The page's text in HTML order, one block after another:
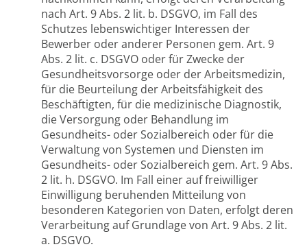
nach Art. 9 Abs. 2 lit. b. DSGVO, im Fall des
Schutzes lebenswichtiger Interessen der
Bewerber oder anderer Personen gem. Art. 9
Abs. 2 lit. c. DSGVO oder für Zwecke der
Gesundheitsvorsorge oder der Arbeitsmedizin,
für die Beurteilung der Arbeitsfähigkeit des
Beschäftigten, für die medizinische Diagnostik,
die Versorgung oder Behandlung im
Gesundheits- oder Sozialbereich oder für die
Verwaltung von Systemen und Diensten im
Gesundheits- oder Sozialbereich gem. Art. 9 Abs.
2 lit. h. DSGVO. Im Fall einer auf freiwilliger
Einwilligung beruhenden Mitteilung von
besonderen Kategorien von Daten, erfolgt deren
Verarbeitung auf Grundlage von Art. 9 Abs. 2 lit.
a. DSGVO.